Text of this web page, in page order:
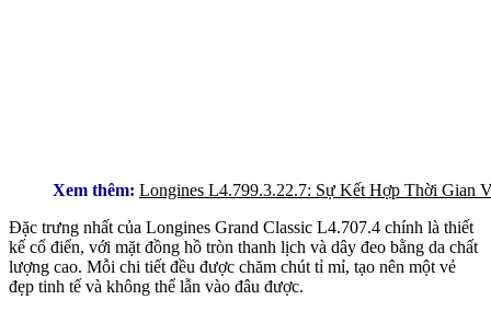
Xem thêm: Longines L4.799.3.22.7: Sự Kết Hợp Thời Gian
Đặc trưng nhất của Longines Grand Classic L4.707.4 chính là thiết
kế cổ điển, với mặt đồng hồ tròn thanh lịch và dây đeo bằng da chất
lượng cao. Mỗi chi tiết đều được chăm chút tỉ mỉ, tạo nên một vẻ
đẹp tinh tế và không thể lẫn vào đâu được.